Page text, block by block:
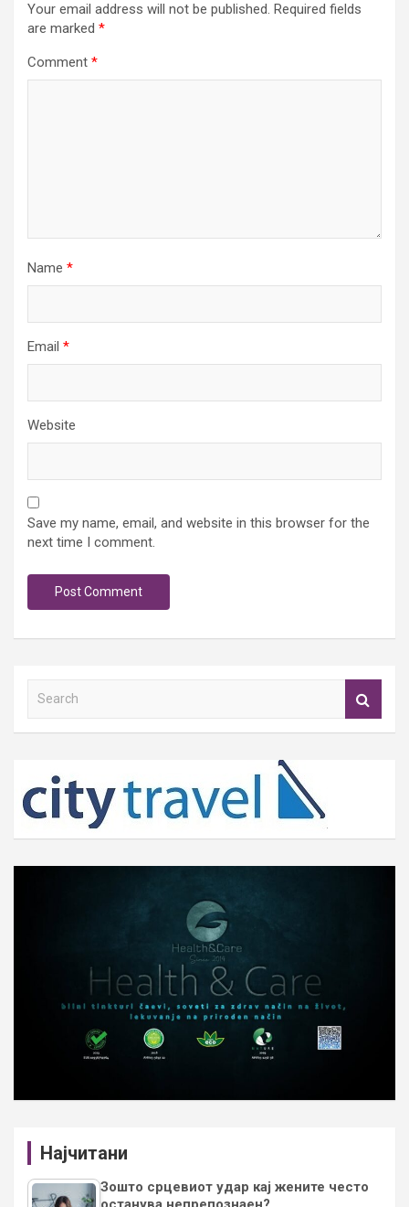
Your email address will not be published. Required fields
are marked *
Comment *
Name *
Email *
Website
Save my name, email, and website in this browser for the
next time I comment.
h
Најчитани
Зошто срцевиот удар кај жените често